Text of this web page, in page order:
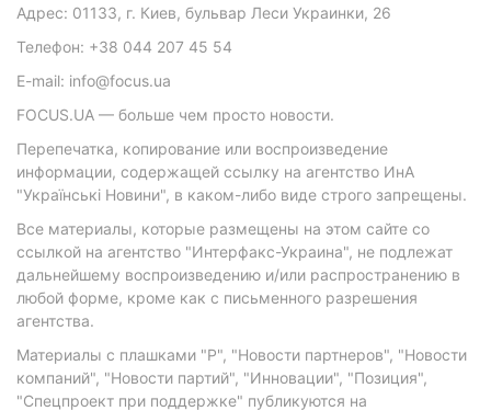
Адрес: 01133, г. Киев, бульвар Леси Украинки, 26
Телефон: +38 044 207 45 54
E-mail: info@focus.ua
FOCUS.UA — больше чем просто новости.
Перепечатка, копирование или воспроизведение
информации, содержащей ссылку на агентство ИнА
"Українські Новини", в каком-либо виде строго запрещены.
Все материалы, которые размещены на этом сайте со
ссылкой на агентство "Интерфакс-Украина", не подлежат
дальнейшему воспроизведению и/или распространению в
любой форме, кроме как с письменного разрешения
агентства.
Материалы с плашками "Р", "Новости партнеров", "Новости
компаний", "Новости партий", "Инновации", "Позиция",
"Спецпроект при поддержке" публикуются на